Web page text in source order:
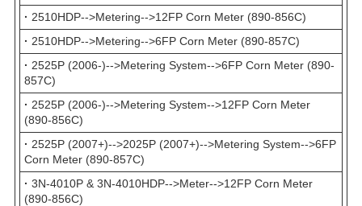
· 2510HDP-->Metering-->12FP Corn Meter (890-856C)
· 2510HDP-->Metering-->6FP Corn Meter (890-857C)
· 2525P (2006-)-->Metering System-->6FP Corn Meter (890-
857C)
· 2525P (2006-)-->Metering System-->12FP Corn Meter
(890-856C)
· 2525P (2007+)-->2025P (2007+)-->Metering System-->6FP
Corn Meter (890-857C)
· 3N-4010P & 3N-4010HDP-->Meter-->12FP Corn Meter
(890-856C)